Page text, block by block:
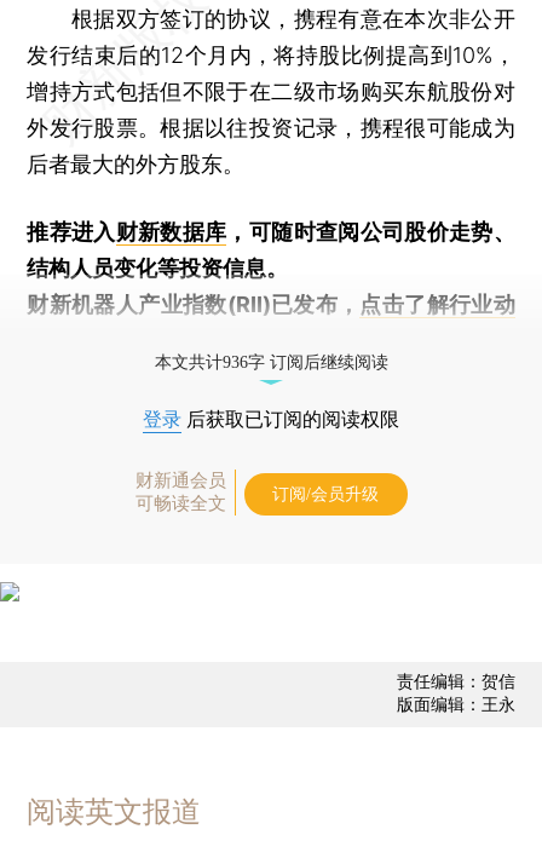
根据双方签订的协议，携程有意在本次非公开
发行结束后的12个月内，将持股比例提高到10%，
增持方式包括但不限于在二级市场购买东航股份对
外发行股票。根据以往投资记录，携程很可能成为
后者最大的外方股东。
推荐进入财新数据库 ，可随时查阅公司股价走势、
结构人员变化等投资信息。
财新机器人产业指数(RII)已发布， 点击了解行业动
本文共计936字 订阅后继续阅读
登录 后获取已订阅的阅读权限
财新通会员
可畅读全文
订阅/会员升级
责任编辑：贺信
版面编辑：王永
阅读英文报道